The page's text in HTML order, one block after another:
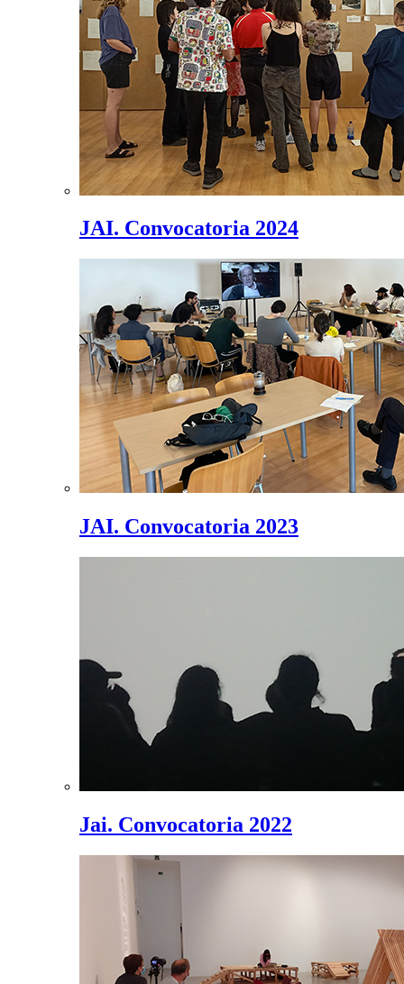
JAI. Convocatoria 2024
JAI. Convocatoria 2023
Jai. Convocatoria 2022